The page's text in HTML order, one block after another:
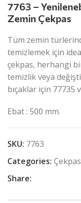
7763 –
Zemin Çekpas
Tüm zemin
temizlemek için
çekpas, herhangi
temizlik veya
bıçaklar için 77735
Ebat : 500 mm.
SKU: 7763
Categories:
Share: